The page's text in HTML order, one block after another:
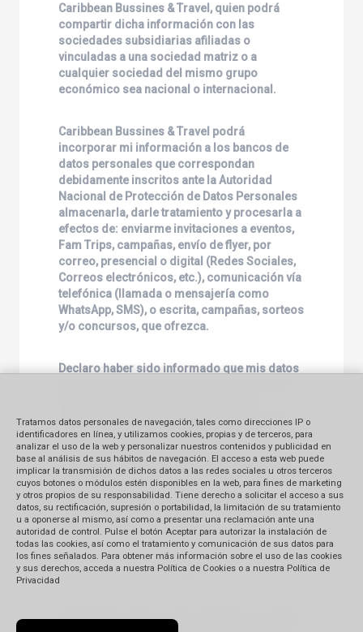
Caribbean Bussines & Travel , quien podrá
compartir dicha información con las
sociedades subsidiarias afiliadas o
vinculadas a una sociedad matriz o a
cualquier sociedad del mismo grupo
económico sea nacional o internacional.
Caribbean Bussines & Travel podrá
incorporar mi información a los bancos de
datos personales que correspondan
debidamente inscritos ante la Autoridad
Nacional de Protección de Datos Personales
almacenarla, darle tratamiento y procesarla a
efectos de: enviarme invitaciones a eventos,
Fam Trips, campañas, envío de flyer, por
correo, presencial o digital (Redes Sociales,
Correos electrónicos, etc.), comunicación vía
telefónica (llamada o mensajería como
WhatsApp, SMS), o escrita, campañas, sorteos
y/o concursos, que ofrezca.
Declaro haber sido informado que mis datos
Caribbean Bussines & Travel
. Asimismo, he
sido informado, que puedo ejercer mis
derechos de acceso, rectificación,
cancelación, oposición y revocación siempre
que cumpla con los requisitos exigidos por
las normas aplicables, dirigiéndome a
Caribbean Bussines & Travela la dirección de
correo electrónico:
comercial@cbtviajes.com
Tratamos datos personales de navegación, tales como direcciones IP o
identificadores en línea, y utilizamos cookies, propias y de terceros, para
analizar el uso de la web y personalizar nuestros contenidos y publicidad en
base al análisis de sus hábitos de navegación. El acceso a esta web puede
implicar la transmisión de dichos datos a las redes sociales u otros terceros
cuyos botones o módulos estén disponibles en la web, para fines de marketing
y otros propios de su responsabilidad. Tiene derecho a solicitar el acceso a sus
datos, su rectificación, supresión o portabilidad, la limitación de su tratamiento
u a oponerse al mismo, así como a presentar una reclamación ante una
autoridad de control. Pulse el botón Aceptar para autorizar la instalación de
todas las cookies, así como el tratamiento y comunicación de sus datos para
los fines señalados. Para obtener más información sobre el uso de las cookies
y sus derechos, acceda a nuestra Política de Cookies o a nuestra Política de
Privacidad